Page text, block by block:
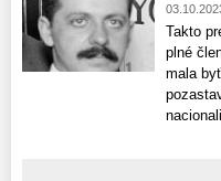
Takto
plné
mala